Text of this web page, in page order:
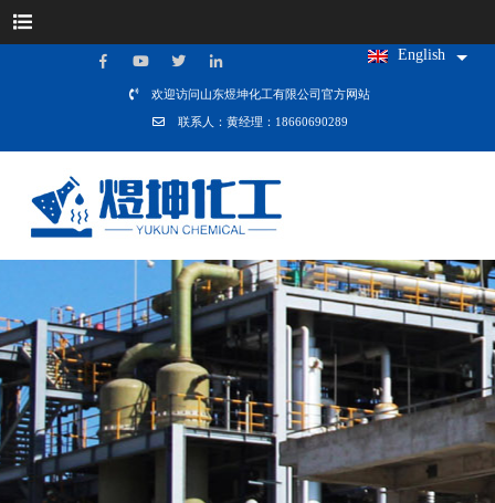
English
欢迎访问山东煜坤化工有限公司官方网站
联系人：黄经理：18660690289